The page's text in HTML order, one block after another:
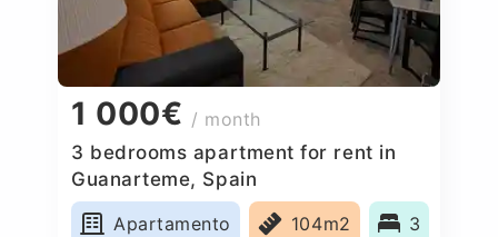
1 000€ / month
3 bedrooms apartment for rent in
Guanarteme, Spain
Apartamento
104m2 3